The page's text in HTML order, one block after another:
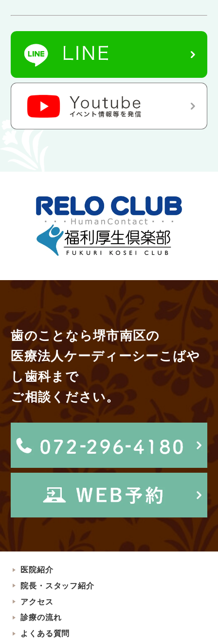
歯のことなら堺市南区の
医療法人ケーディーシーこばや
し歯科まで
ご相談ください。
医院紹介
院長・スタッフ紹介
アクセス
診療の流れ
よくある質問